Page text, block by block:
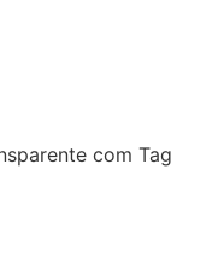
com Tag